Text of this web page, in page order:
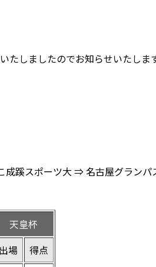
しましたのでお知らせいたします
成蹊スポーツ大 ⇒ 名古屋グラン
天皇杯
出場
得点